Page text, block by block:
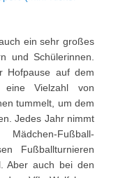
ein sehr großes
und Schülerinnen.
Hofpause auf dem
eine Vielzahl von
tummelt, um dem
Jedes Jahr nimmt
Fußball-
Fußballturnieren
Aber auch bei den